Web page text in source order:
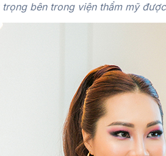
trọng bên trong viện thẩm mỹ